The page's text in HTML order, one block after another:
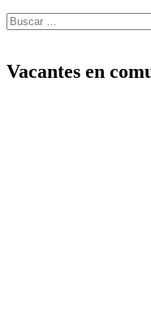
Buscar:
Vacantes en